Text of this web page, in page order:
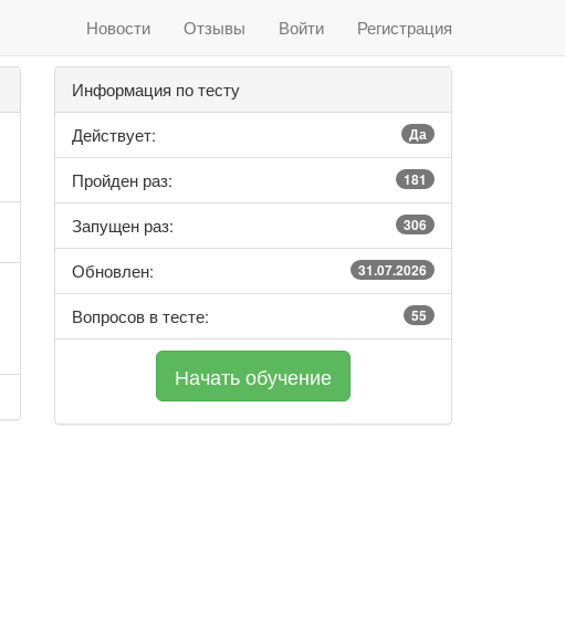
Новости Отзывы Войти Регистрация
Информация по тесту
Действует:
Да
Пройден раз: 181
Запущен раз: 306
Обновлен: 31.07.2026
Вопросов в тесте: 55